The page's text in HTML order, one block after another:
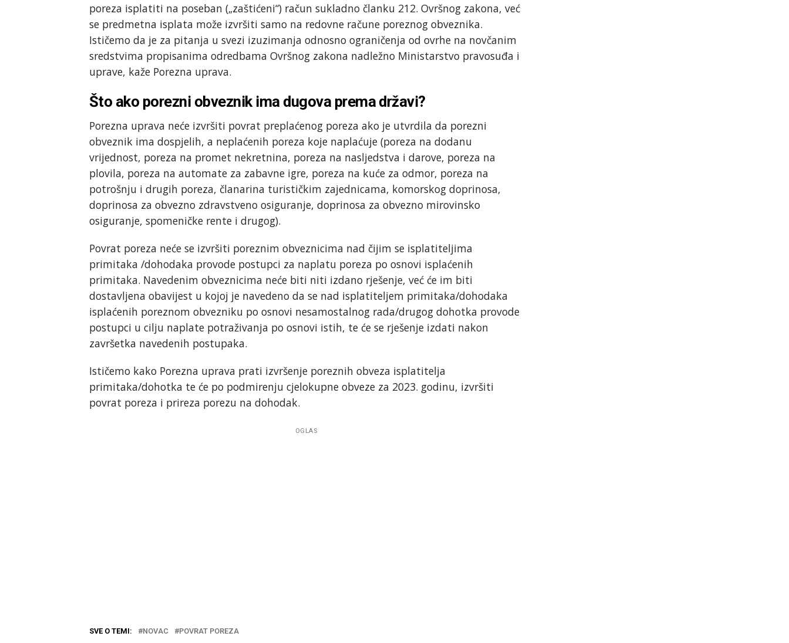
poreza isplatiti na poseban („zaštićeni“) račun sukladno članku 212. Ovršnog zakona, već
se predmetna isplata može izvršiti samo na redovne račune poreznog obveznika.
Ističemo da je za pitanja u svezi izuzimanja odnosno ograničenja od ovrhe na novčanim
sredstvima propisanima odredbama Ovršnog zakona nadležno Ministarstvo pravosuđa i
uprave, kaže Porezna uprava.
Što ako porezni obveznik ima dugova prema državi?
Porezna uprava neće izvršiti povrat preplaćenog poreza ako je utvrdila da porezni
obveznik ima dospjelih, a neplaćenih poreza koje naplaćuje (poreza na dodanu
vrijednost, poreza na promet nekretnina, poreza na nasljedstva i darove, poreza na
plovila, poreza na automate za zabavne igre, poreza na kuće za odmor, poreza na
potrošnju i drugih poreza, članarina turističkim zajednicama, komorskog doprinosa,
doprinosa za obvezno zdravstveno osiguranje, doprinosa za obvezno mirovinsko
osiguranje, spomeničke rente i drugog).
Povrat poreza neće se izvršiti poreznim obveznicima nad čijim se isplatiteljima
primitaka /dohodaka provode postupci za naplatu poreza po osnovi isplaćenih
primitaka. Navedenim obveznicima neće biti niti izdano rješenje, već će im biti
dostavljena obavijest u kojoj je navedeno da se nad isplatiteljem primitaka/dohodaka
isplaćenih poreznom obvezniku po osnovi nesamostalnog rada/drugog dohotka provode
postupci u cilju naplate potraživanja po osnovi istih, te će se rješenje izdati nakon
završetka navedenih postupaka.
Ističemo kako Porezna uprava prati izvršenje poreznih obveza isplatitelja
primitaka/dohotka te će po podmirenju cjelokupne obveze za 2023. godinu, izvršiti
povrat poreza i prireza porezu na dohodak.
OGLAS
SVE O TEMI: NOVAC POVRAT POREZA